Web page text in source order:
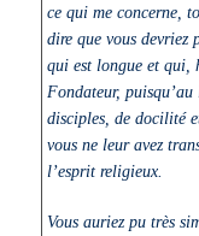
ce qui me concerne,
dire que vous devriez
qui est longue et qui,
Fondateur,
disciples, de docilité
vous ne leur avez
l’esprit religieux.
Vous auriez pu très